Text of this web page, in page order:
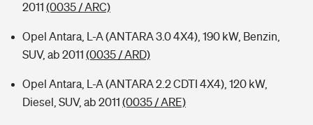
2011 (0035 / ARC)
Opel Antara, L-A (ANTARA 3.0 4X4), 190 kW, Benzin,
SUV, ab 2011 (0035 / ARD)
Opel Antara, L-A (ANTARA 2.2 CDTI 4X4), 120 kW,
Diesel, SUV, ab 2011 (0035 / ARE)